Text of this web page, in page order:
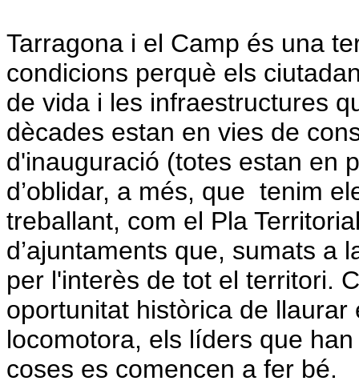
Tarragona i el Camp és una
condicions perquè els
de vida i les infraestructures
dècades estan en vies de
d'inauguració (totes estan en
d’oblidar, a més, que tenim
treballant, com el Pla
d’ajuntaments que, sumats a
per l'interès de tot el territori.
oportunitat històrica de
locomotora, els líders que
coses es comencen a fer bé.